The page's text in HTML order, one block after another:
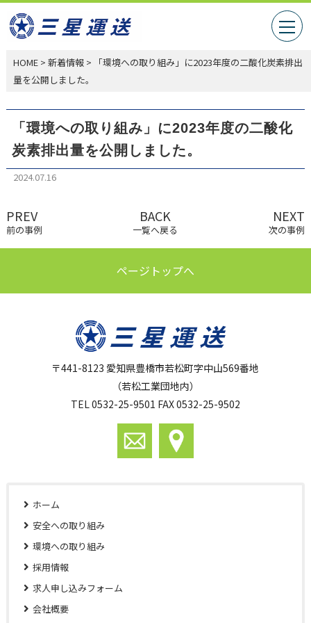
HOME> 新着情報>
「環境への取り組み」に2023年度の二酸化炭素排出
量を公開しました。
「環境への取り組み」に2023年度の二酸化
炭素排出量を公開しました。
2024.07.16
PREV
前の事例
BACK
一覧へ戻る
NEXT
次の事例
ページトップへ
〒441-8123 愛知県豊橋市若松町字中山569番地
（若松工業団地内）
TEL 0532-25-9501 FAX 0532-25-9502
ホーム
安全への取り組み
環境への取り組み
採用情報
求人申し込みフォーム
会社概要